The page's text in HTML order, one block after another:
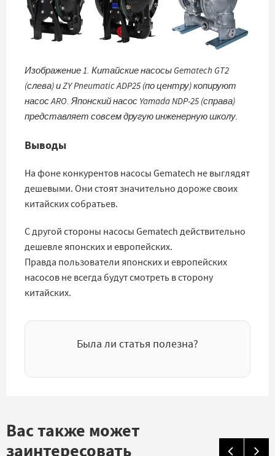
Изображение 1. Китайские насосы Gematech GT2
(слева) и ZY Pneumatic ADP25 (по центру) копируют
насос ARO. Японский насос Yamada NDP-25 (справа)
представляет совсем другую инженерную школу.
Выводы
На фоне конкурентов насосы Gematech не выглядят
дешевыми. Они стоят значительно дороже своих
китайских собратьев.
С другой стороны насосы Gematech действительно
дешевле японских и европейских.
Правда пользователи японских и европейских
насосов не всегда будут смотреть в сторону
китайских.
Была ли статья полезна?
Вас также может
заинтересовать